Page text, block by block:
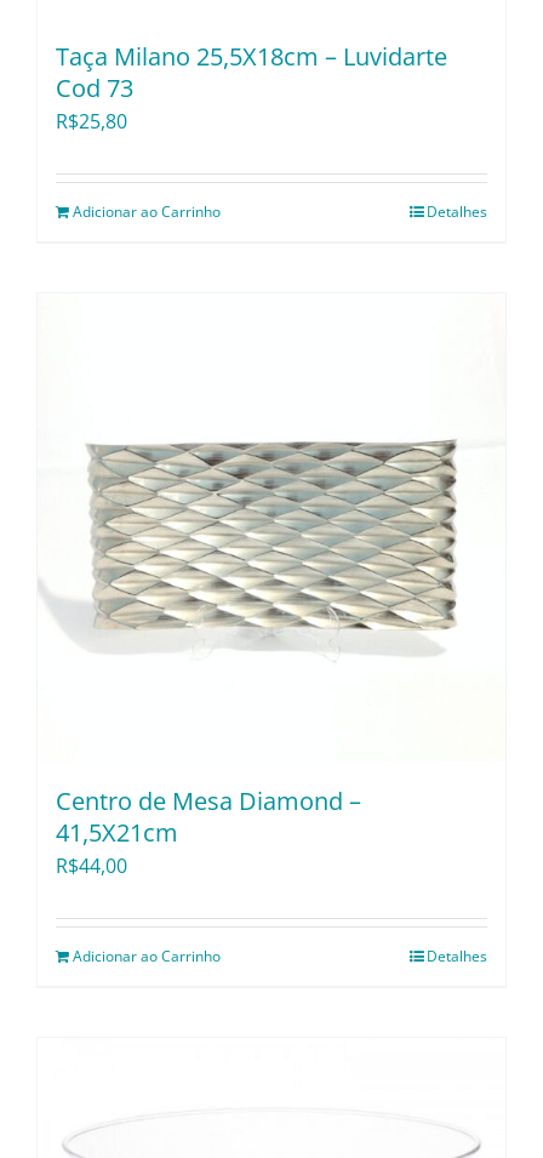
Taça Milano 25,5X18cm – Luvidarte
Cod 73
R$25,80
Adicionar ao Carrinho Detalhes
Centro de Mesa Diamond –
41,5X21cm
R$44,00
Adicionar ao Carrinho Detalhes